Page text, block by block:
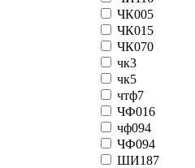
ЧК005
ЧК015
ЧК070
чк3
чк5
чтф7
ЧФ016
чф094
ЧФ094
ШИ187